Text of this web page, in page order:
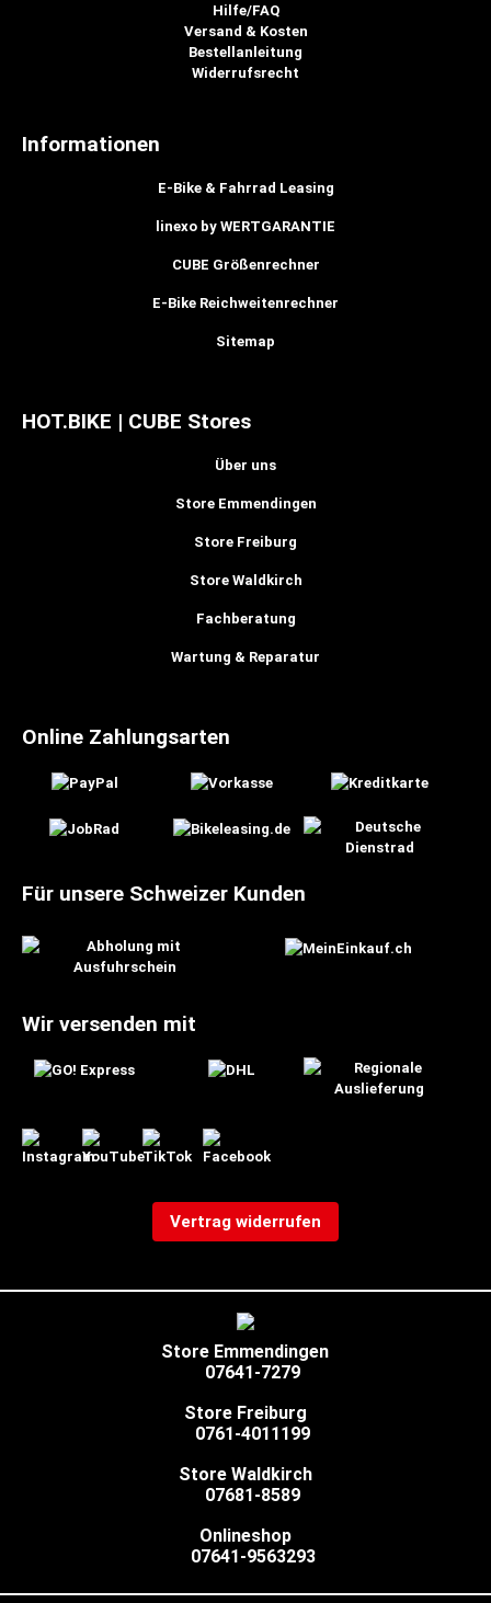
Hilfe/FAQ
Versand & Kosten
Bestellanleitung
Widerrufsrecht
Informationen
E-Bike & Fahrrad Leasing
linexo by WERTGARANTIE
CUBE Größenrechner
E-Bike Reichweitenrechner
Sitemap
HOT.BIKE | CUBE Stores
Über uns
Store Emmendingen
Store Freiburg
Store Waldkirch
Fachberatung
Wartung & Reparatur
Online Zahlungsarten
Für unsere Schweizer Kunden
Wir versenden mit
Vertrag widerrufen
Store Emmendingen
07641-7279
Store Freiburg
0761-4011199
Store Waldkirch
07681-8589
Onlineshop
07641-9563293